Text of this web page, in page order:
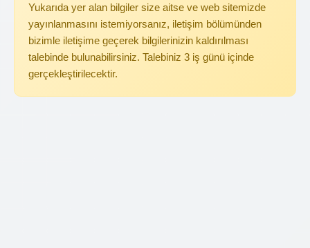
Yukarıda yer alan bilgiler size aitse ve web sitemizde
yayınlanmasını istemiyorsanız, iletişim bölümünden
bizimle iletişime geçerek bilgilerinizin kaldırılması
talebinde bulunabilirsiniz. Talebiniz 3 iş günü içinde
gerçekleştirilecektir.